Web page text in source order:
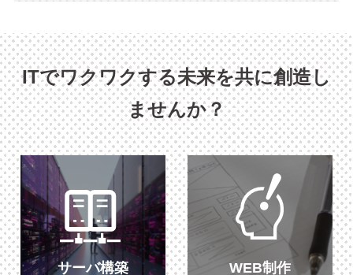
ITでワクワクする未来を共に創造し
ませんか？
サーバ構築 WEB制作